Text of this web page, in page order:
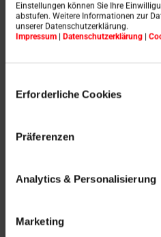
Einstellungen können Sie Ihre
abstufen. Weitere Informationen zur
unserer Datenschutzerklärung.
Impressum | Datenschutzerklärung |
Erforderliche Cookies
Präferenzen
Analytics & Personalisierung
Marketing
Satteldach: